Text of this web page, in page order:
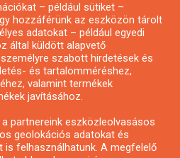
vagy hírlevél
– például sütiket –
hozzáférünk az eszközön tárolt
adatokat – például egyedi
által küldött alapvető
szabott hirdetések és
és tartalomméréshez,
valamint termékek
javításához.
partnereink eszközleolvasásos
geolokációs adatokat és
felhasználhatunk. A megfelelő